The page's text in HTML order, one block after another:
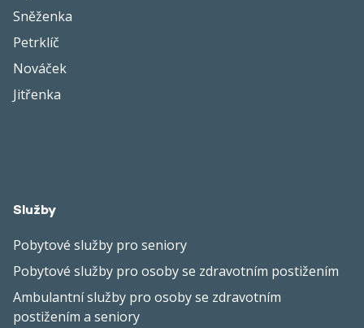
Sněženka
Petrklíč
Nováček
Jitřenka
Služby
Pobytové služby pro seniory
Pobytové služby pro osoby se zdravotním postižením
Ambulantní služby pro osoby se zdravotním
postižením a seniory